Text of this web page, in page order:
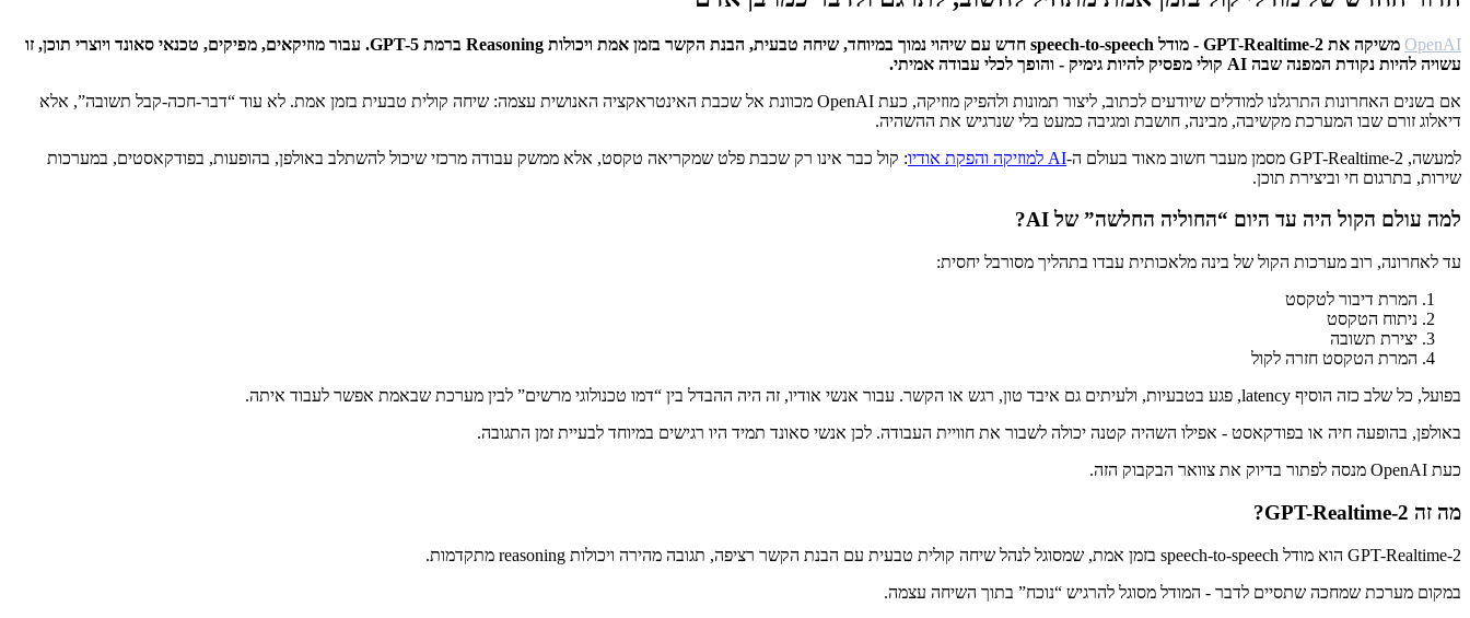
OpenAI
משיקה את GPT-Realtime-2 - מודל speech-to-speech חדש עם שיהוי נמוך במיוחד, שיחה טבעית, הבנת הקשר בזמן אמת ויכולות Reasoning ברמת GPT-5. עבור מוזיקאים, מפיקים, טכנאי סאונד ויוצרי תוכן, זו
עשויה להיות נקודת המפנה שבה AI קולי מפסיק להיות גימיק - והופך לכלי עבודה אמיתי.
אם בשנים האחרונות התרגלנו למודלים שיודעים לכתוב, ליצור תמונות ולהפיק מוזיקה, כעת OpenAI מכוונת אל שכבת האינטראקציה האנושית עצמה: שיחה קולית טבעית בזמן אמת. לא עוד “דבר-חכה-קבל תשובה”, אלא
דיאלוג זורם שבו המערכת מקשיבה, מבינה, חושבת ומגיבה כמעט בלי שנרגיש את ההשהיה.
למעשה, GPT-Realtime-2 מסמן מעבר חשוב מאוד בעולם ה-
AI למוזיקה והפקת אודיו
: קול כבר אינו רק שכבת פלט שמקריאה טקסט, אלא ממשק עבודה מרכזי שיכול להשתלב באולפן, בהופעות, בפודקאסטים, במערכות
שירות, בתרגום חי וביצירת תוכן.
למה עולם הקול היה עד היום “החוליה החלשה” של AI?
עד לאחרונה, רוב מערכות הקול של בינה מלאכותית עבדו בתהליך מסורבל יחסית:
המרת דיבור לטקסט
ניתוח הטקסט
יצירת תשובה
המרת הטקסט חזרה לקול
בפועל, כל שלב כזה הוסיף latency, פגע בטבעיות, ולעיתים גם איבד טון, רגש או הקשר. עבור אנשי אודיו, זה היה ההבדל בין “דמו טכנולוגי מרשים” לבין מערכת שבאמת אפשר לעבוד איתה.
באולפן, בהופעה חיה או בפודקאסט - אפילו השהיה קטנה יכולה לשבור את חוויית העבודה. לכן אנשי סאונד תמיד היו רגישים במיוחד לבעיית זמן התגובה.
כעת OpenAI מנסה לפתור בדיוק את צוואר הבקבוק הזה.
מה זה GPT-Realtime-2?
GPT-Realtime-2 הוא מודל speech-to-speech בזמן אמת, שמסוגל לנהל שיחה קולית טבעית עם הבנת הקשר רציפה, תגובה מהירה ויכולות reasoning מתקדמות.
במקום מערכת שמחכה שתסיים לדבר - המודל מסוגל להרגיש “נוכח” בתוך השיחה עצמה.